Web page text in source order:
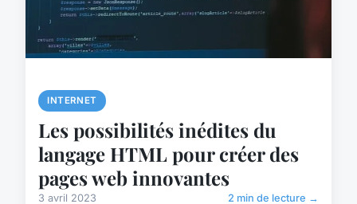
INTERNET
Les possibilités inédites du
langage HTML pour créer des
pages web innovantes
3 avril 2023 2 min de lecture →